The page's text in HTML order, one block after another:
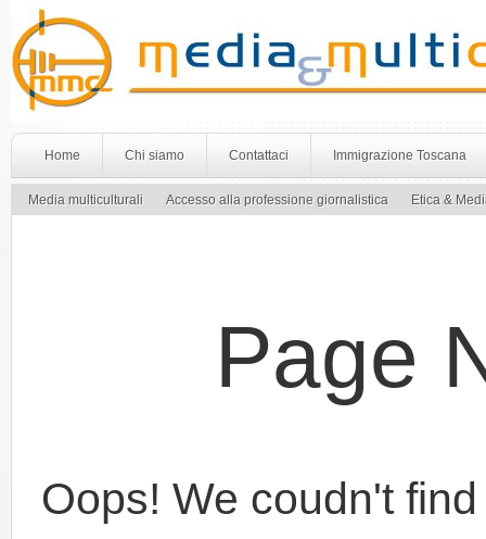
Home Chi siamo Contattaci Immigrazione Toscana
Media multiculturali Accesso alla professione giornalistica Etica &
Page
Oops! We coudn't